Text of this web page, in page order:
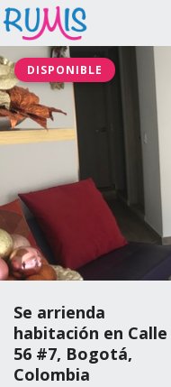
DISPONIBLE
Se arrienda
habitación en Calle
56 #7, Bogotá,
Colombia